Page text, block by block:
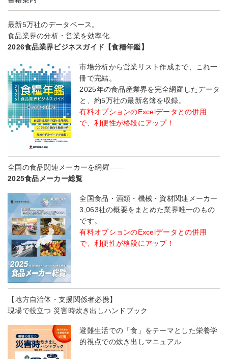
最新5万社のデータベース。
食品業界の分析・営業を効率化
2026食品業界ビジネスガイド【食糧年鑑】
市場分析から営業リスト作成まで、これ一
冊で完結。
2025年の食品産業界を完全網羅したデータ
と、約5万社の最新名簿を収録。
有料オプションのExcelデータとの併用
で、利便性が格段にアップ！
全国の食品関連メーカーを網羅――
2025食品メーカー総覧
全国食品・酒類・機械・資材関連メーカー
3,063社の概要をまとめた業界唯一のもの
です。
有料オプションのExcelデータとの併用
で、利便性が格段にアップ！
【地方自治体・支援関係者必携】
現場で役立つ 災害時炊き出しハンドブック
避難生活での「食」をテーマとした栄養学
的視点での炊き出しマニュアル